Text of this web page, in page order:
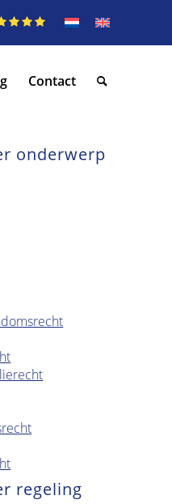
Contact
onderwerp
regeling